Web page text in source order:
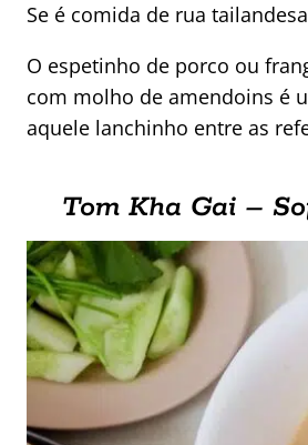
Se é comida de rua
O espetinho de porco ou
com molho de amendoins é
aquele lanchinho entre as
Tom Kha Gai –